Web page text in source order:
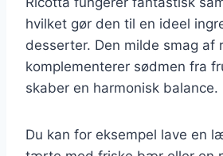
hvilket gør den til en ideel
desserter. Den milde smag af
komplementerer sødmen fra
skaber en harmonisk balance.
Du kan for eksempel lave en